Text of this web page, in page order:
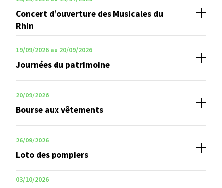
Concert d’ouverture des Musicales du
Rhin
19/09/2026 au 20/09/2026
Journées du patrimoine
20/09/2026
Bourse aux vêtements
26/09/2026
Loto des pompiers
03/10/2026